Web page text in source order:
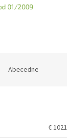
01/2009
Abecedne
€1021